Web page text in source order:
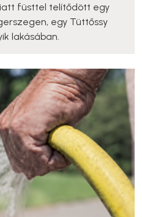
füsttel telítődött egy
egy Tüttőssy
lakásában.